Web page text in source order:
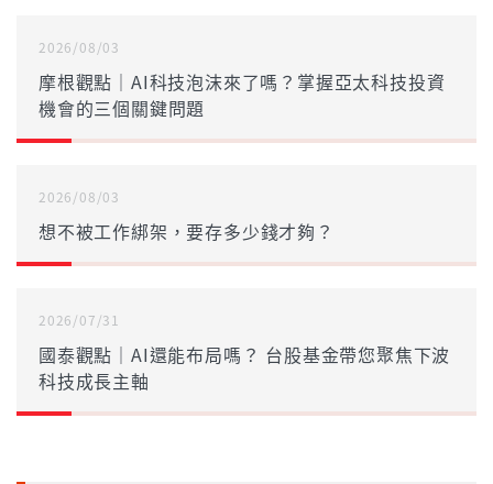
2026/08/03
摩根觀點｜AI科技泡沫來了嗎？掌握亞太科技投資
機會的三個關鍵問題
2026/08/03
想不被工作綁架，要存多少錢才夠？
2026/07/31
國泰觀點｜AI還能布局嗎？ 台股基金帶您聚焦下波
科技成長主軸